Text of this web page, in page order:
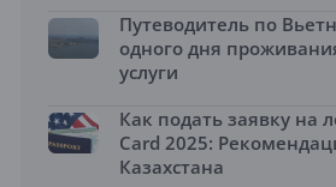
Путеводитель по
одного дня
услуги
Как подать заявку на
Card 2025:
Казахстана